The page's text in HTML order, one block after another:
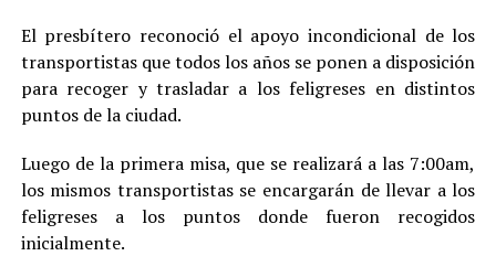
El presbítero reconoció el apoyo incondicional de los
transportistas que todos los años se ponen a disposición
para recoger y trasladar a los feligreses en distintos
puntos de la ciudad.
Luego de la primera misa, que se realizará a las 7:00am,
los mismos transportistas se encargarán de llevar a los
feligreses a los puntos donde fueron recogidos
inicialmente.